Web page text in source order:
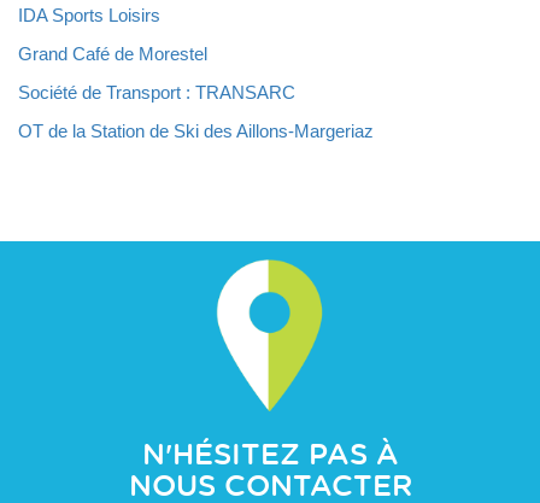
IDA Sports Loisirs
Grand Café de Morestel
Société de Transport : TRANSARC
OT de la Station de Ski des Aillons-Margeriaz
N'HÉSITEZ PAS À
NOUS CONTACTER